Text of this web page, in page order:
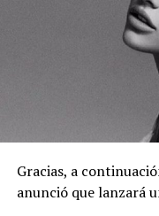
Gracias, a
anunció que lanzará